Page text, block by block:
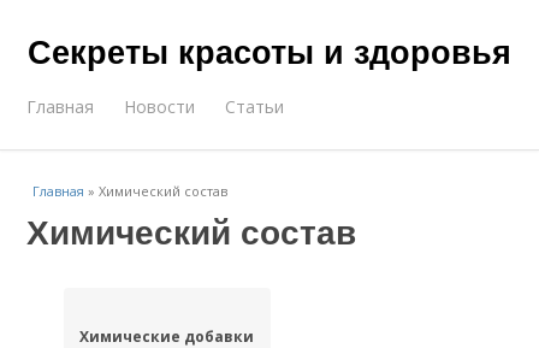
Секреты красоты и здоровья
Главная Новости Статьи
Главная »Химический состав
Химический состав
Химические добавки